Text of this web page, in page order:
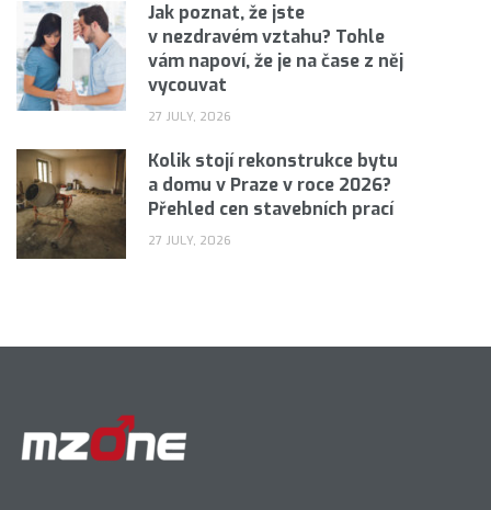
Jak poznat, že jste
v nezdravém vztahu? Tohle
vám napoví, že je na čase z něj
vycouvat
27 JULY, 2026
Kolik stojí rekonstrukce bytu
a domu v Praze v roce 2026?
Přehled cen stavebních prací
27 JULY, 2026